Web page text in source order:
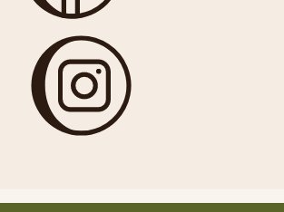
SHG Tarrazu